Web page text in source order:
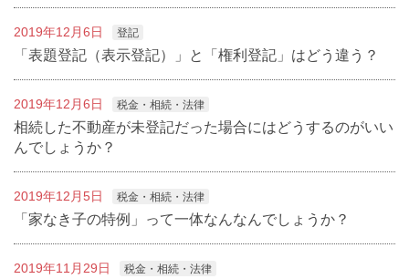
2019年12月6日 登記
「表題登記（表示登記）」と「権利登記」はどう違う？
2019年12月6日 税金・相続・法律
相続した不動産が未登記だった場合にはどうするのがいい
んでしょうか？
2019年12月5日 税金・相続・法律
「家なき子の特例」って一体なんなんでしょうか？
2019年11月29日 税金・相続・法律